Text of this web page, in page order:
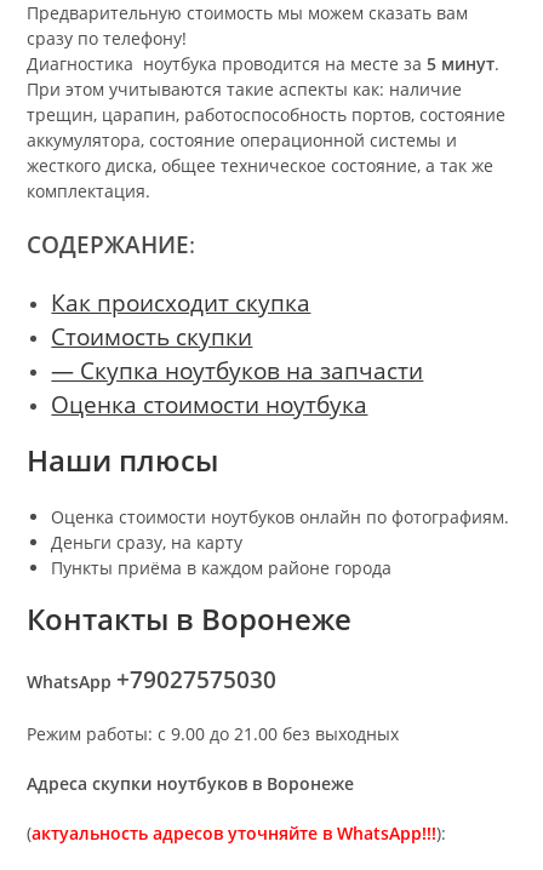
Предварительную стоимость мы можем сказать вам
сразу по телефону!
Диагностика ноутбука проводится на месте за5 минут.
При этом учитываются такие аспекты как: наличие
трещин, царапин, работоспособность портов, состояние
аккумулятора, состояние операционной системы и
жесткого диска, общее техническое состояние, а так же
комплектация.
СОДЕРЖАНИЕ:
Как происходит скупка
Стоимость скупки
— Скупка ноутбуков на запчасти
Оценка стоимости ноутбука
Наши плюсы
Оценка стоимости ноутбуков онлайн по фотографиям.
Деньги сразу, на карту
Пункты приёма в каждом районе города
Контакты в Воронеже
WhatsApp +79027575030
Режим работы: с 9.00 до 21.00 без выходных
Адреса скупки ноутбуков в Воронеже
(актуальность адресов уточняйте в WhatsApp!!!):